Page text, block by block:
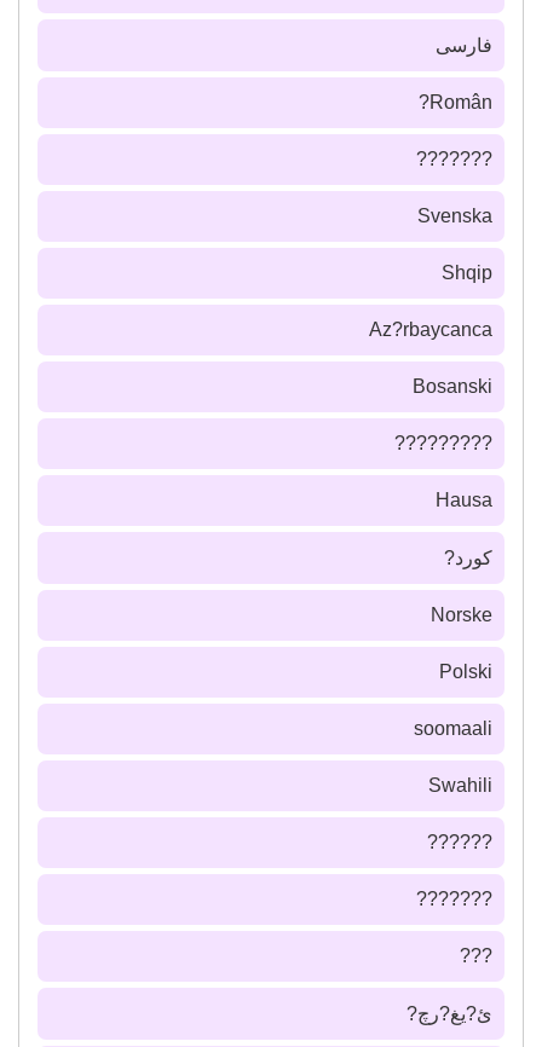
فارسى
Român?
???????
Svenska
Shqip
Az?rbaycanca
Bosanski
?????????
Hausa
كورد?
Norske
Polski
soomaali
Swahili
??????
???????
???
ئ?يغ?رچ?